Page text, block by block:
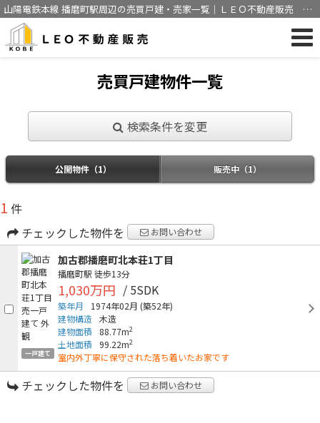
山陽電鉄本線 播磨町駅周辺の売買戸建・売家一覧｜ＬＥＯ不動産販売 ウ
ィズアス神戸株式会社
売買戸建物件一覧
検索条件を変更
公開物件（1） 販売中（1）
1 件
チェックした物件を
お問い合わせ
一戸建て
加古郡播磨町北本荘1丁目
播磨町駅 徒歩13分
1,030万円 / 5SDK
築年月 1974年02月 (築52年)
建物構造 木造
建物面積
88.77m2
土地面積 99.22m2
室内外丁寧に保守された落ち着いたお家です
チェックした物件を お問い合わせ